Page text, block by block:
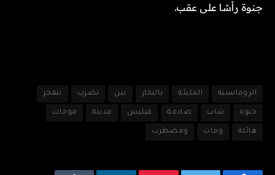
جنوة رأسًا على عقب.
الرومانسية المليئة بالبخار بين تضرب تنفجر
جنوة شاب صادمة فيليس مدينة موجات
هائلة ومات ومضطرب